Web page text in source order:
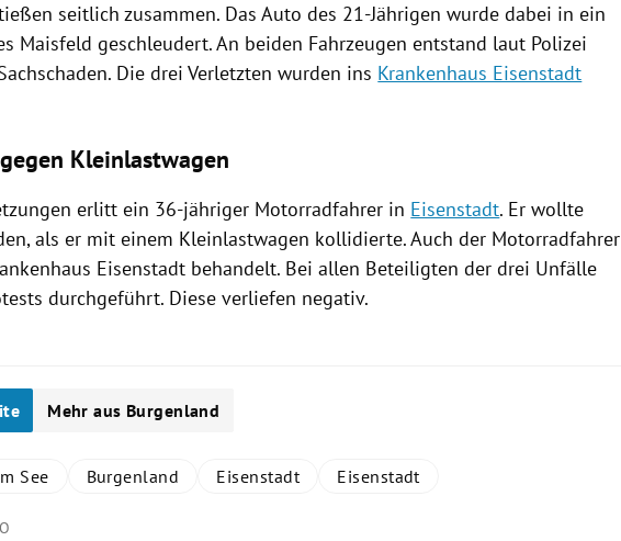
seitlich zusammen. DasAuto des 21-Jährigen wurde dabei in ein
Maisfeld geschleudert. An beiden Fahrzeugen entstand laut Polizei
Die drei Verletzten wurden ins Krankenhaus Eisenstadt
Kleinlastwagen
erlitt ein 36-jähriger Motorradfahrer in Eisenstadt. Er wollte
als er mit einem Kleinlastwagen kollidierte. Auch der Motorradfahrer
Eisenstadt behandelt. Bei allen Beteiligten der drei Unfälle
durchgeführt. Diese verliefen negativ.
Mehr aus Burgenland
See Burgenland Eisenstadt Eisenstadt